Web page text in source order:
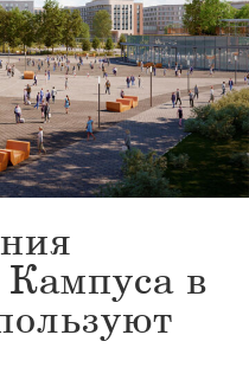
Кампуса в